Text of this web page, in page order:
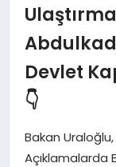
EĞITIM
MAGAZIN
SAĞLIK
SIYASET
Devlet
👇
Bakan Uraloğlu,
Açıklamalarda